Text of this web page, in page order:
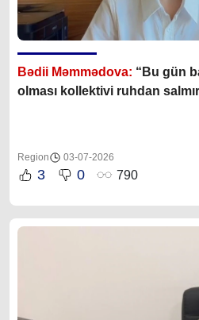
Bədii Məmmədova: “Bu gün
olması kollektivi ruhdan
Region 03-07-2026
3 0 790